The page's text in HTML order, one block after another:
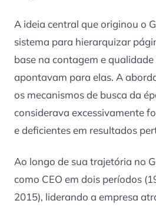
A ideia central que originou o
sistema para hierarquizar
base na contagem e
apontavam para elas. A
os mecanismos de busca da
considerava excessivamente
e deficientes em resultados
Ao longo de sua trajetória no
como CEO em dois períodos
2015), liderando a empresa